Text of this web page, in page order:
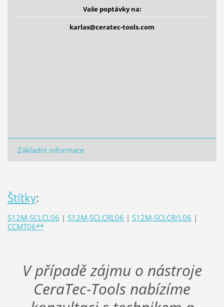
Vaše poptávky na:
karlas@ceratec-tools.com
Základní informace
Štítky:
S12M-SCLCL06 | S12M-SCLCRL06 | S12M-SCLCR/L06 |
CCMT06**
V případě zájmu o nástroje
CeraTec-Tools nabízíme